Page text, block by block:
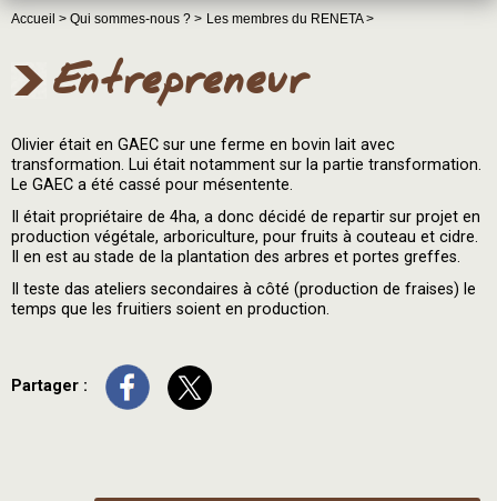
Accueil > Qui sommes-nous ? > Les membres du RENETA >
Entrepreneur
Olivier était en GAEC sur une ferme en bovin lait avec
transformation. Lui était notamment sur la partie transformation.
Le GAEC a été cassé pour mésentente.
Il était propriétaire de 4ha, a donc décidé de repartir sur projet en
production végétale, arboriculture, pour fruits à couteau et cidre.
Il en est au stade de la plantation des arbres et portes greffes.
Il teste das ateliers secondaires à côté (production de fraises) le
temps que les fruitiers soient en production.
Partager :